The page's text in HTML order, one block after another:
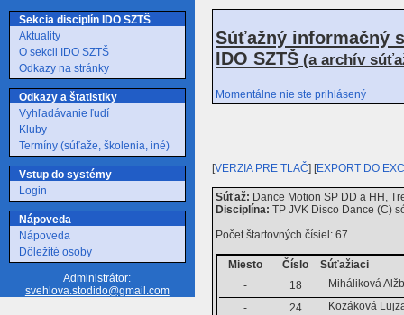
Sekcia disciplín IDO SZTŠ
Aktuality
O sekcii IDO SZTŠ
Odkazy na stránky
Odkazy a štatistiky
Vyhľadávanie ľudí
Kluby
Termíny (súťaže, školenia, iné)
Vstup do systémy
Login
Nápoveda
Nápoveda
Dôležité osoby
Administrátor:
svehlova.stodido@gmail.com
Súťažný informačný
IDO SZTŠ (a archív
Momentálne nie ste prihlásený
[VERZIA PRE TLAČ] [EXPORT DO
Súťaž: Dance Motion SP DD a HH,
Disciplína: TP JVK Disco Dance (C)
Počet štartovných čísiel: 67
Miesto Číslo
Súťažiaci
-
18
Miháliková
-
24
Kozáková